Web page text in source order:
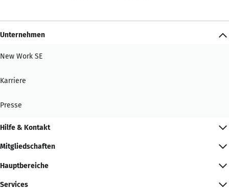
Unternehmen
New Work SE
Karriere
Presse
Hilfe & Kontakt
Mitgliedschaften
Hauptbereiche
Services